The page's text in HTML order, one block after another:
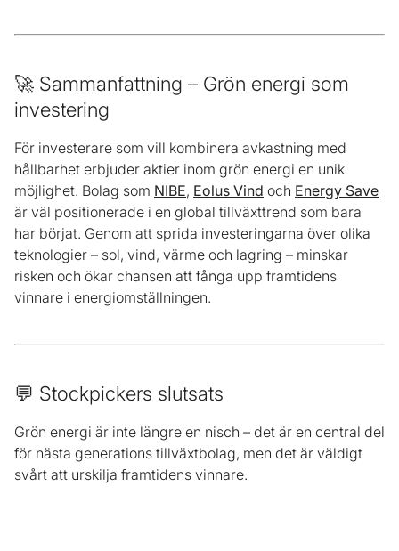
🚀 Sammanfattning – Grön energi som
investering
För investerare som vill kombinera avkastning med
hållbarhet erbjuder aktier inom grön energi en unik
möjlighet. Bolag som NIBE, Eolus Vind och Energy Save
är väl positionerade i en global tillväxttrend som bara
har börjat. Genom att sprida investeringarna över olika
teknologier – sol, vind, värme och lagring – minskar
risken och ökar chansen att fånga upp framtidens
vinnare i energiomställningen.
💬 Stockpickers slutsats
Grön energi är inte längre en nisch – det är en central del
för nästa generations tillväxtbolag, men det är väldigt
svårt att urskilja framtidens vinnare.